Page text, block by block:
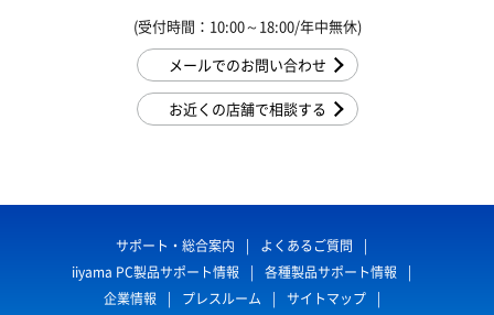
(受付時間：10:00～18:00/年中無休)
メールでのお問い合わせ
お近くの店舗で相談する
サポート・総合案内
よくあるご質問
iiyama PC製品サポート情報
各種製品サポート情報
企業情報
プレスルーム
サイトマップ